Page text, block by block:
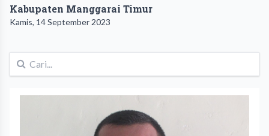
Kabupaten Manggarai Timur
Kamis, 14 September 2023